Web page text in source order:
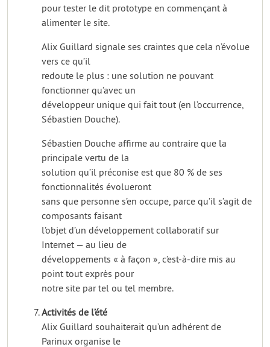
pour tester le dit prototype en commençant à
alimenter le site.
Alix Guillard signale ses craintes que cela n’évolue
vers ce qu’il
redoute le plus : une solution ne pouvant
fonctionner qu’avec un
développeur unique qui fait tout (en l’occurrence,
Sébastien Douche).
Sébastien Douche affirme au contraire que la
principale vertu de la
solution qu’il préconise est que 80 % de ses
fonctionnalités évolueront
sans que personne s’en occupe, parce qu’il s’agit de
composants faisant
l’objet d’un développement collaboratif sur
Internet — au lieu de
développements « à façon », c’est-à-dire mis au
point tout exprès pour
notre site par tel ou tel membre.
Activités de l’été
Alix Guillard souhaiterait qu’un adhérent de
Parinux organise le